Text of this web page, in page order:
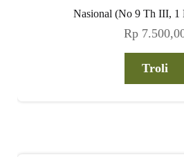
Nasional (No 9 Th III, 1
Rp
Troli